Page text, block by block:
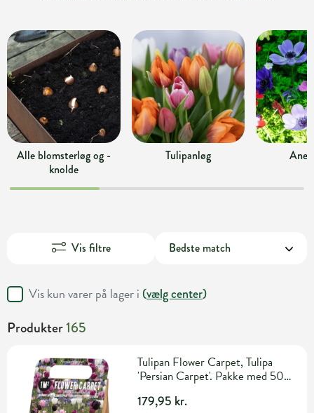
Alle blomsterløg og -
knolde
Tulipanløg
Vis filtre
Vis kun varer på lager i (vælg center)
Produkter165
Tulipan Flower Carpet, Tulipa
'Persian Carpet'. Pakke med 50
179,95 kr.